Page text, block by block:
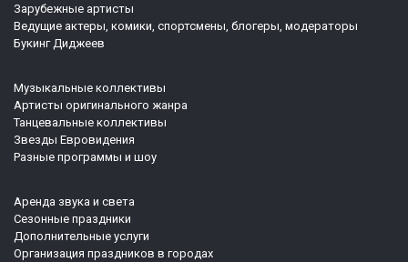
Зарубежные артисты
Ведущие актеры, комики, спортсмены, блогеры, модераторы
Букинг Диджеев
Музыкальные коллективы
Артисты оригинального жанра
Танцевальные коллективы
Звезды Евровидения
Разные программы и шоу
Аренда звука и света
Сезонные праздники
Дополнительные услуги
Организация праздников в городах